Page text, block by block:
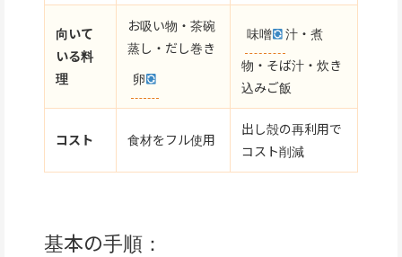
向いて
いる料
理
お吸い物・茶碗
蒸し・だし巻き
卵
味噌
汁・煮
物・そば汁・炊き
込みご飯
コスト 食材をフル使用
出し殻の再利用で
コスト削減
基本の手順：